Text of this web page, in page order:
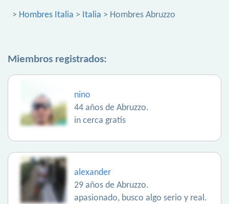
> Hombres Italia > Italia > Hombres Abruzzo
Miembros registrados:
nino
44 años de Abruzzo.
in cerca gratis
alexander
29 años de Abruzzo.
apasionado, busco algo serio y real.